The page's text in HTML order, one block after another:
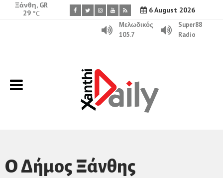
6 August 2026
Ξάνθη, GR
29 °C
Μελωδικός
105.7
Super88
Radio
Ο Δήμος Ξάνθης